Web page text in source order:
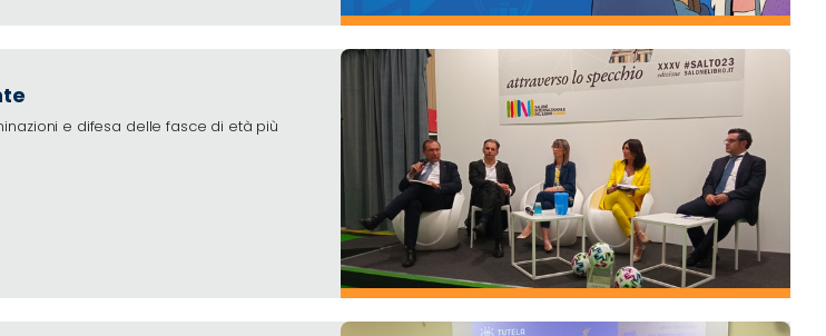
e difesa delle fasce di età più